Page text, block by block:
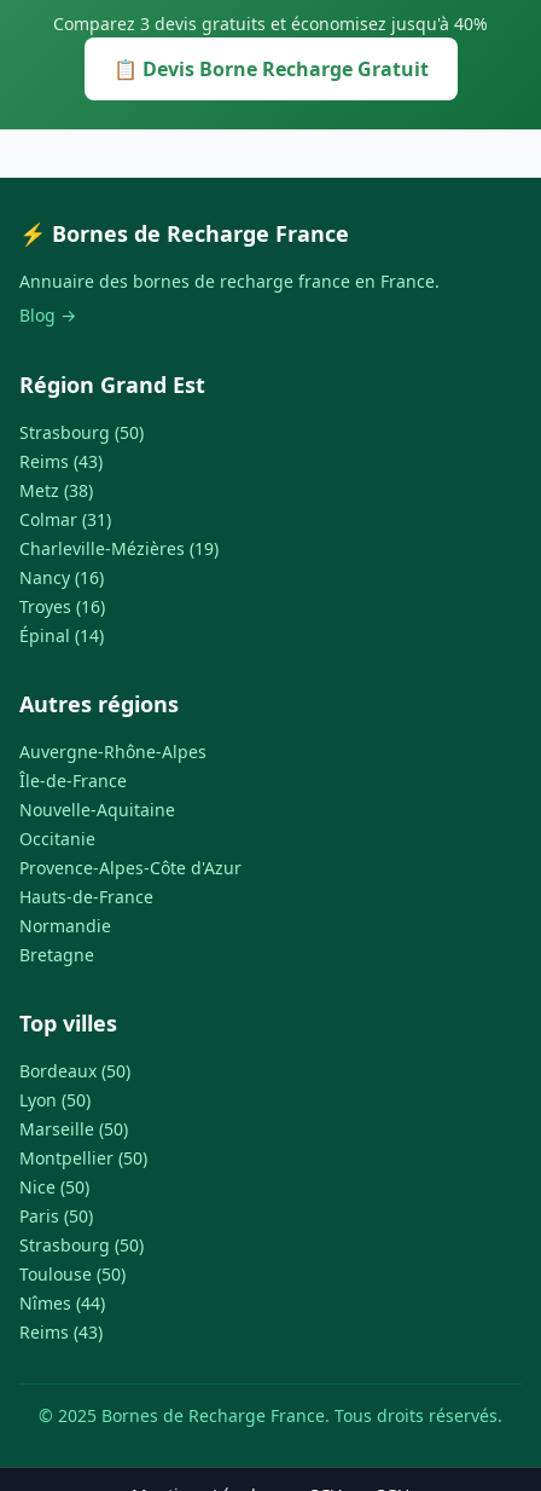
Comparez 3 devis gratuits et économisez jusqu'à 40%
📋 Devis Borne Recharge Gratuit
⚡ Bornes de Recharge France
Annuaire des bornes de recharge france en France.
Blog →
Région Grand Est
Strasbourg (50)
Reims (43)
Metz (38)
Colmar (31)
Charleville-Mézières (19)
Nancy (16)
Troyes (16)
Épinal (14)
Autres régions
Auvergne-Rhône-Alpes
Île-de-France
Nouvelle-Aquitaine
Occitanie
Provence-Alpes-Côte d'Azur
Hauts-de-France
Normandie
Bretagne
Top villes
Bordeaux (50)
Lyon (50)
Marseille (50)
Montpellier (50)
Nice (50)
Paris (50)
Strasbourg (50)
Toulouse (50)
Nîmes (44)
Reims (43)
© 2025 Bornes de Recharge France. Tous droits réservés.